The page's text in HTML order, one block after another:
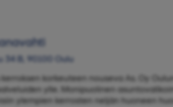
34 B, 90100 Oulu
korkeuteen nouseva As. Oy
ylle. Monipuolinen
ylempien kerrosten neljän huoneen